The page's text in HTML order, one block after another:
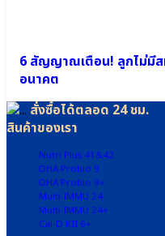
Wellmune
Cal-
D-
⦿
6 สัญญาณเตือน! ลูกไม่มีส
อนาคต
สั่งซื้อได้ตลอด 24 ชม.
สินค้าของเรา
Nutri Plus 41&42
DHA Probio 9
DHA Probio 9+
Multi IMMU 24
Multi IMMU 24+
Cal-D KII 6+